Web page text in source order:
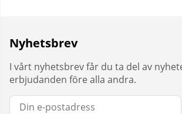
Nyhetsbrev
I vårt nyhetsbrev får du ta del av
erbjudanden före alla andra.
E-post: